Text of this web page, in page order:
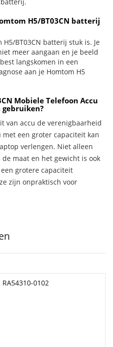
H5/BT03CN batterij
BT03CN batterij stuk is. Je
meer aangaan en je beeld
langskomen in een
aan je Homtom H5
Mobiele Telefoon Accu
van accu de verenigbaarheid
een groter capaciteit kan
verlengen. Niet alleen
maat en het gewicht is ook
grotere capaciteit
zijn onpraktisch voor